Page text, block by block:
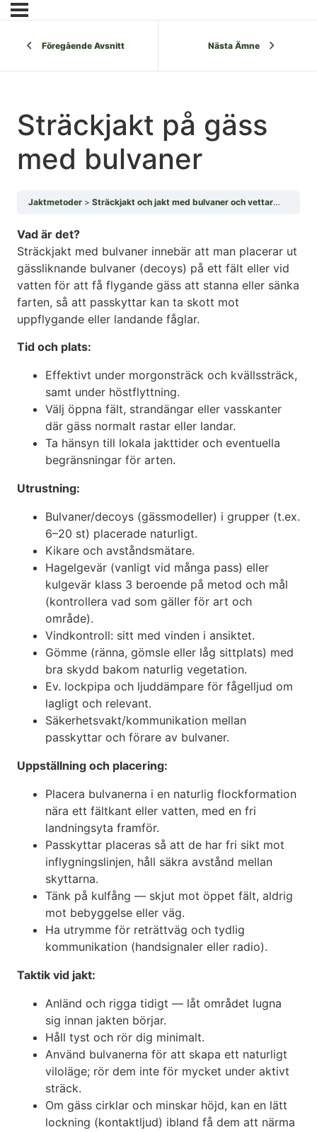
Föregående Avsnitt Nästa Ämne
Sträckjakt på gäss
med bulvaner
Jaktmetoder Sträckjakt och jakt med bulvaner och vettar
Vad är det?
Sträckjakt med bulvaner innebär att man placerar ut
gässliknande bulvaner (decoys) på ett fält eller vid
vatten för att få flygande gäss att stanna eller sänka
farten, så att passkyttar kan ta skott mot
uppflygande eller landande fåglar.
Tid och plats:
Effektivt under morgonsträck och kvällssträck,
samt under höstflyttning.
Välj öppna fält, strandängar eller vasskanter
där gäss normalt rastar eller landar.
Ta hänsyn till lokala jakttider och eventuella
begränsningar för arten.
Utrustning:
Bulvaner/decoys (gässmodeller) i grupper (t.ex.
6–20 st) placerade naturligt.
Kikare och avståndsmätare.
Hagelgevär (vanligt vid många pass) eller
kulgevär klass 3 beroende på metod och mål
(kontrollera vad som gäller för art och
område).
Vindkontroll: sitt med vinden i ansiktet.
Gömme (ränna, gömsle eller låg sittplats) med
bra skydd bakom naturlig vegetation.
Ev. lockpipa och ljuddämpare för fågelljud om
lagligt och relevant.
Säkerhetsvakt/kommunikation mellan
passkyttar och förare av bulvaner.
Uppställning och placering:
Placera bulvanerna i en naturlig flockformation
nära ett fältkant eller vatten, med en fri
landningsyta framför.
Passkyttar placeras så att de har fri sikt mot
inflygningslinjen, håll säkra avstånd mellan
skyttarna.
Tänk på kulfång — skjut mot öppet fält, aldrig
mot bebyggelse eller väg.
Ha utrymme för reträttväg och tydlig
kommunikation (handsignaler eller radio).
Taktik vid jakt:
Anländ och rigga tidigt — låt området lugna
sig innan jakten börjar.
Håll tyst och rör dig minimalt.
Använd bulvanerna för att skapa ett naturligt
viloläge; rör dem inte för mycket under aktivt
sträck.
Om gäss cirklar och minskar höjd, kan en lätt
lockning (kontaktljud) ibland få dem att närma